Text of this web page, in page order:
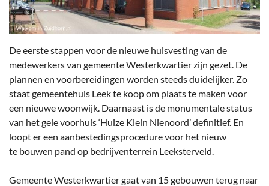
De eerste stappen voor de nieuwe huisvesting van de
medewerkers van gemeente Westerkwartier zijn gezet. De
plannen en voorbereidingen worden steeds duidelijker. Zo
staat gemeentehuis Leek te koop om plaats te maken voor
een nieuwe woonwijk. Daarnaast is de monumentale status
van het gele voorhuis ‘Huize Klein Nienoord’ definitief. En
loopt er een aanbestedingsprocedure voor het nieuw
te bouwen pand op bedrijventerrein Leeksterveld.
Gemeente Westerkwartier gaat van 15 gebouwen terug naar